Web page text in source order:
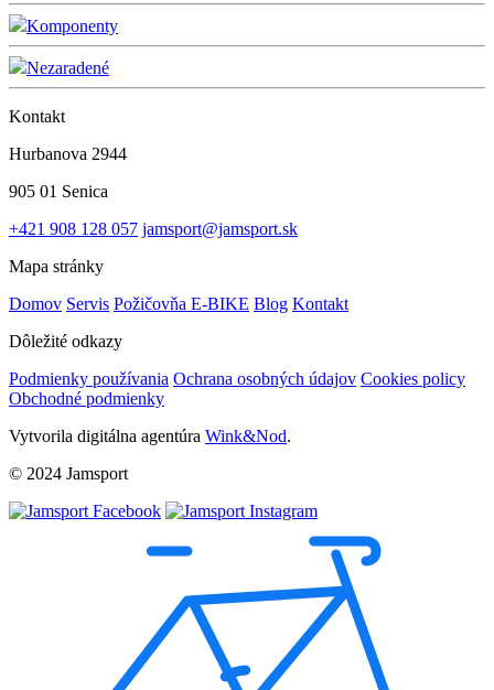
Komponenty
Nezaradené
Kontakt
Hurbanova 2944
905 01 Senica
+421 908 128 057 jamsport@jamsport.sk
Mapa stránky
Domov Servis Požičovňa E-BIKE Blog Kontakt
Dôležité odkazy
Podmienky používania Ochrana osobných údajov Cookies policy
Obchodné podmienky
Vytvorila digitálna agentúra Wink&Nod.
© 2024 Jamsport